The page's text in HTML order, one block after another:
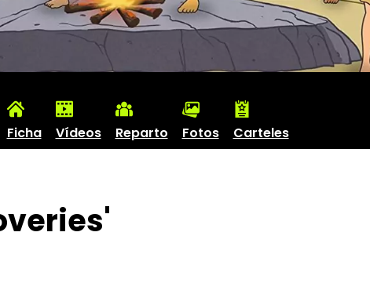
Ficha Vídeos Reparto Fotos Carteles